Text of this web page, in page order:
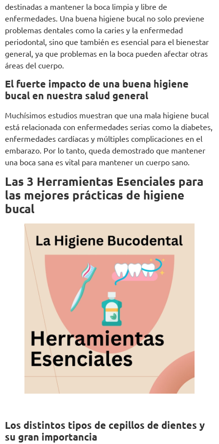
destinadas a mantener la boca limpia y libre de
enfermedades. Una buena higiene bucal no solo previene
problemas dentales como la caries y la enfermedad
periodontal, sino que también es esencial para el bienestar
general, ya que problemas en la boca pueden afectar otras
áreas del cuerpo.
El fuerte impacto de una buena higiene
bucal en nuestra salud general
Muchísimos estudios muestran que una mala higiene bucal
está relacionada con enfermedades serias como la diabetes,
enfermedades cardíacas y múltiples complicaciones en el
embarazo. Por lo tanto, queda demostrado que mantener
una boca sana es vital para mantener un cuerpo sano.
Las 3 Herramientas Esenciales para
las mejores prácticas de higiene
bucal
Los distintos tipos de cepillos de dientes y
su gran importancia